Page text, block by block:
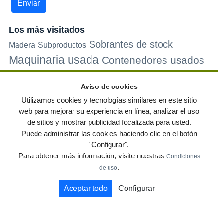
Los más visitados
Madera Subproductos Sobrantes de stock
Maquinaria usada Contenedores usados
Palets de plastico Electrodomesticos
© residuos.com - Todos los derechos reservados Política de privacidad
Condiciones de uso|Contacto|Editores| Mapa web|Preguntas frecuentes
Publica tus anuncios gratis!
Muebles de terraza y jardin Notas de prensa
by
Aviso de cookies
Utilizamos cookies y tecnologías similares en este sitio
web para mejorar su experiencia en línea, analizar el uso
de sitios y mostrar publicidad focalizada para usted.
Puede administrar las cookies haciendo clic en el botón
"Configurar".
Para obtener más información, visite nuestras Condiciones
de uso.
Aceptar todo Configurar